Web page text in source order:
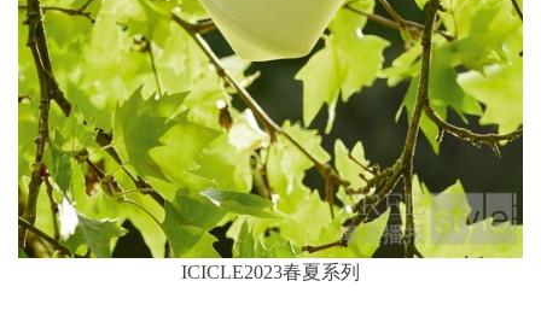
ICICLE2023春夏系列